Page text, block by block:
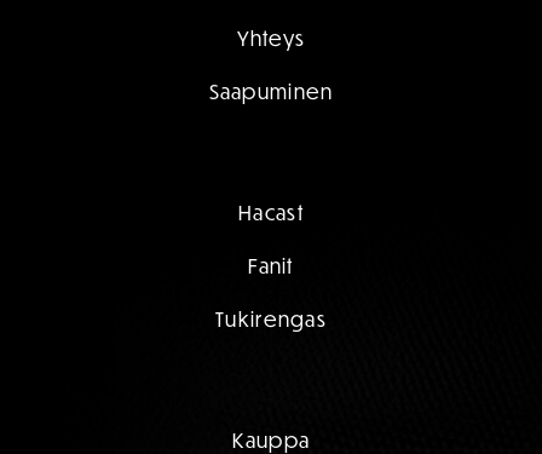
Yhteys
Saapuminen
Hacast
Fanit
Tukirengas
Kauppa